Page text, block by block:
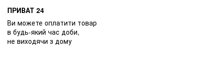
ПРИВАТ 24
Ви можете оплатити товар
в будь-який час доби,
не виходячи з дому